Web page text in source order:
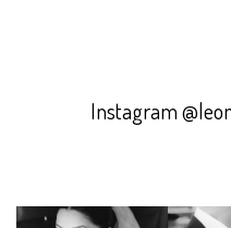
Instagram